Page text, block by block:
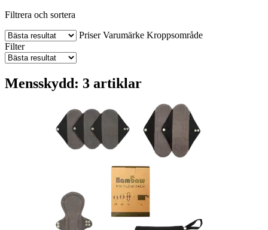
Filtrera och sortera
Priser Varumärke Kroppsområde
Filter
Mensskydd: 3 artiklar